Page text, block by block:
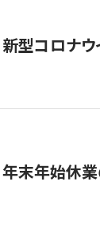
新型コロナ
年末年始休